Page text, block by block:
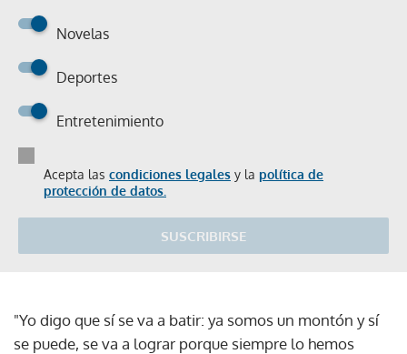
Novelas
Deportes
Entretenimiento
Acepta las condiciones legales y la política de
protección de datos.
SUSCRIBIRSE
"Yo digo que sí se va a batir: ya somos un montón y sí
se puede, se va a lograr porque siempre lo hemos